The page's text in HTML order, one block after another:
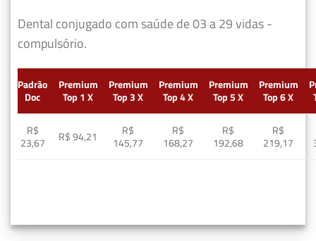
Dental conjugado com saúde de 03 a 29 vidas -
compulsório.
Padrão
Doc
Premium
Top 1 X
Premium
Top 3 X
Premium
Top 4 X
Premium
Top 5 X
Premium
Top 6 X
R$
23,67
R$ 94,21
R$
145,77
R$
168,27
R$
192,68
R$
219,17